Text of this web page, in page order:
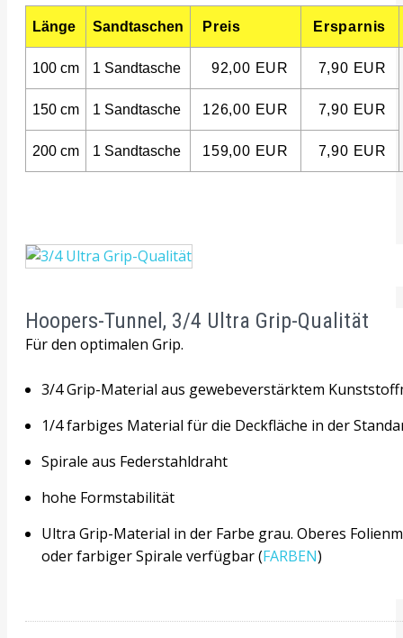
Länge Sandtaschen Preis Ersparnis
100 cm 1 Sandtasche 92,00 EUR 7,90 EUR
150 cm 1 Sandtasche 126,00 EUR 7,90 EUR
200 cm 1 Sandtasche 159,00 EUR 7,90 EUR
Hoopers-Tunnel, 3/4 Ultra Grip-Qualität
Für den optimalen Grip.
3/4 Grip-Material aus gewebeverstärktem
1/4 farbiges Material für die Deckfläche in der
Spirale aus Federstahldraht
hohe Formstabilität
Ultra Grip-Material in der Farbe grau. Oberes
oder farbiger Spirale verfügbar (FARBEN)